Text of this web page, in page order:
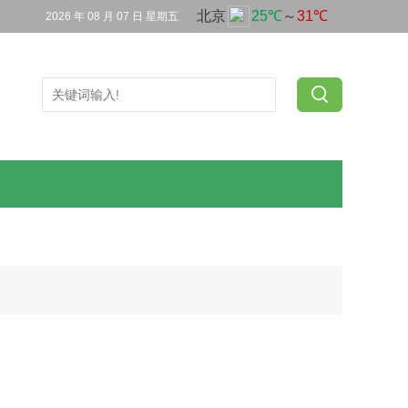
2026 年 08 月 07 日 星期五